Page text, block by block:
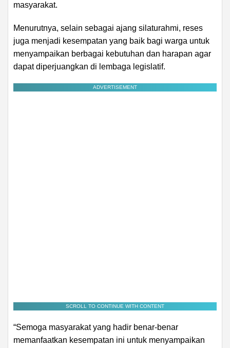
masyarakat.
Menurutnya, selain sebagai ajang silaturahmi, reses
juga menjadi kesempatan yang baik bagi warga untuk
menyampaikan berbagai kebutuhan dan harapan agar
dapat diperjuangkan di lembaga legislatif.
ADVERTISEMENT
SCROLL TO CONTINUE WITH CONTENT
“Semoga masyarakat yang hadir benar-benar
memanfaatkan kesempatan ini untuk menyampaikan